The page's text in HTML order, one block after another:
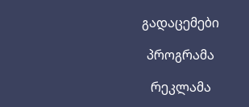
გადაცემები
პროგრამა
რეკლამა